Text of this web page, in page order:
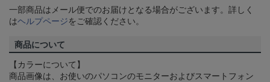
一部商品はメール便でのお届けとなる場合がございます。詳しく
はヘルプページをご確認ください。
商品について
【カラーについて】
商品画像は、お使いのパソコンのモニターおよびスマートフォン